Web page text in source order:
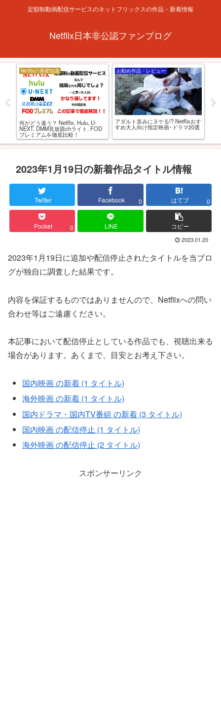
定額制動画配信サービスのネットフリックスの作品・新着情報
Netflix日本非公認ファンブログ
Netflixの基礎知識
何がどう違う？ Netflix, Hulu, U-
NEXT, DMM見放題chライト, FOD
プレミアムを徹底比較！
お勧め作品・レビュー
アダルト並みにヌケる!? Netflixおす
すめ大人向け指定映画･ドラマ20選
2023年1月19日の新着作品タイトル情報
Twitter Facebook 0 はてブ 0
Pocket 0 LINE コピー
2023.01.20
2023年1月19日に追加や配信停止されたタイトルを当ブロ
グが独自に調査した結果です。
内容を保証するものではありませんので、Netflixへの問い
合わせ等はご遠慮ください。
本記事において配信停止としている作品でも、視聴出来る
場合があります。あくまで、目安とお考え下さい。
国内映画 の新着 (1 タイトル)
海外映画 の新着 (1 タイトル)
国内ドラマ・国内TV番組 の新着 (3 タイトル)
国内映画 の配信停止 (1 タイトル)
海外映画 の配信停止 (2 タイトル)
スポンサーリンク